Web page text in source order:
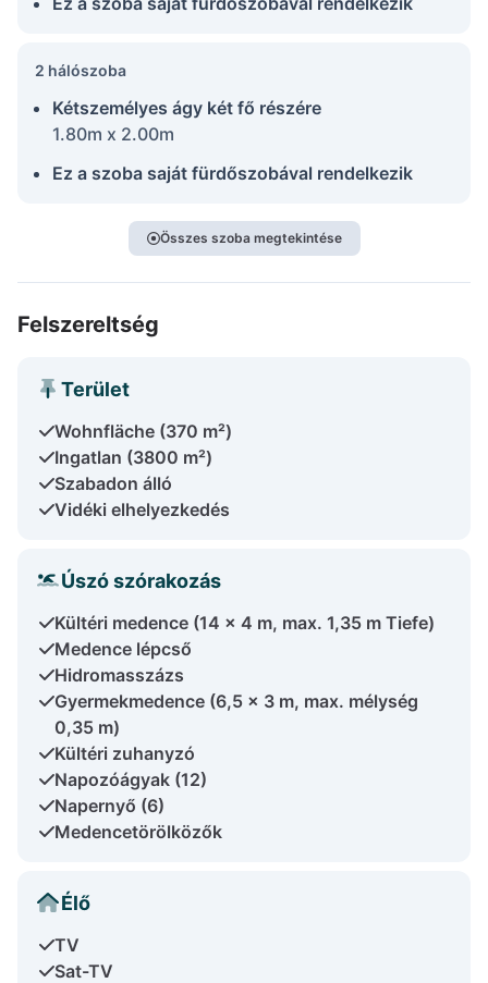
2 hálószoba
Kétszemélyes ágy két fő részére
1.80m x 2.00m
Ez a szoba saját fürdőszobával rendelkezik
Összes szoba megtekintése
Felszereltség
Terület
Wohnfläche (370 m²)
Ingatlan (3800 m²)
Szabadon álló
Vidéki elhelyezkedés
Úszó szórakozás
Kültéri medence (14 x 4 m, max. 1,35 m Tiefe)
Medence lépcső
Hidromasszázs
Gyermekmedence (6,5 x 3 m, max. mélység
0,35 m)
Kültéri zuhanyzó
Napozóágyak (12)
Napernyő (6)
Medencetörölközők
Élő
TV
Sat-TV